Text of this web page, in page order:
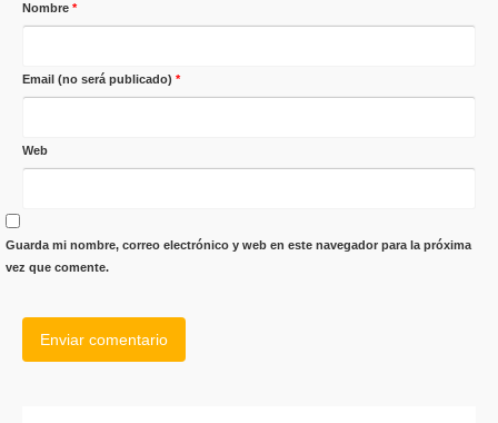
Nombre *
Email (no será publicado) *
Web
Guarda mi nombre, correo electrónico y web en este navegador para la próxima
vez que comente.